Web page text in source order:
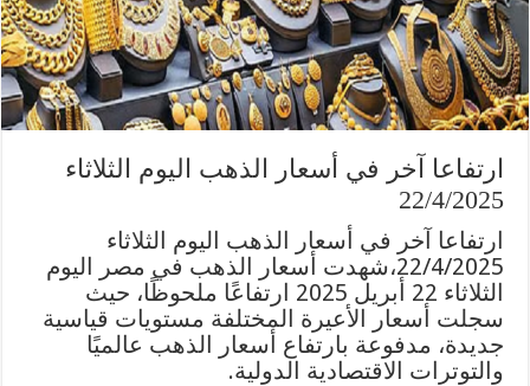
ارتفاعا آخر في أسعار الذهب اليوم الثلاثاء
22/4/2025
ارتفاعا آخر في أسعار الذهب اليوم الثلاثاء
22/4/2025،شهدت أسعار الذهب في مصر اليوم
الثلاثاء 22 أبريل 2025 ارتفاعًا ملحوظًا، حيث
سجلت أسعار الأعيرة المختلفة مستويات قياسية
جديدة، مدفوعة بارتفاع أسعار الذهب عالميًا
والتوترات الاقتصادية الدولية.